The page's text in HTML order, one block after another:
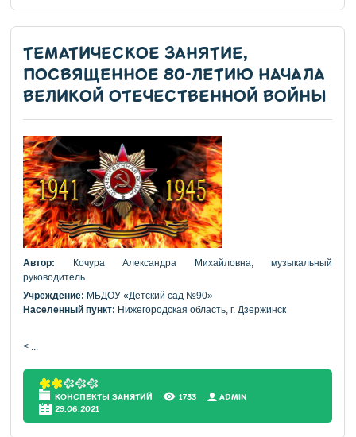
ТЕМАТИЧЕСКОЕ ЗАНЯТИЕ,
ПОСВЯЩЕННОЕ 80-ЛЕТИЮ НАЧАЛА
ВЕЛИКОЙ ОТЕЧЕСТВЕННОЙ ВОЙНЫ
Автор:
Кочура Александра Михайловна, музыкальный
руководитель
Учреждение: МБДОУ «Детский сад №90»
Населенный пункт: Нижегородская область, г. Дзержинск
< ...
КОНСПЕКТЫ ЗАНЯТИЙ 1733
АDMIN
29.06.2021